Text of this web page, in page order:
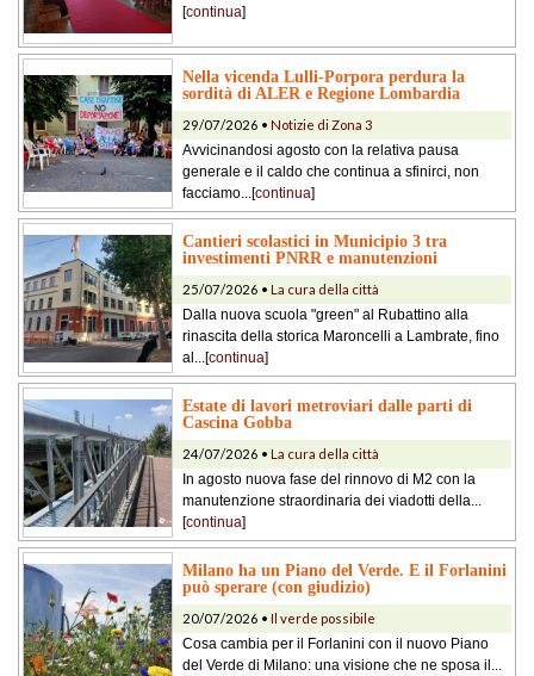
[continua]
Nella vicenda Lulli-Porpora perdura la
sordità di ALER e Regione Lombardia
29/07/2026 • Notizie di Zona 3
Avvicinandosi agosto con la relativa pausa
generale e il caldo che continua a sfinirci, non
facciamo...[continua]
Cantieri scolastici in Municipio 3 tra
investimenti PNRR e manutenzioni
25/07/2026 • La cura della città
Dalla nuova scuola "green" al Rubattino alla
rinascita della storica Maroncelli a Lambrate, fino
al...[continua]
Estate di lavori metroviari dalle parti di
Cascina Gobba
24/07/2026 • La cura della città
In agosto nuova fase del rinnovo di M2 con la
manutenzione straordinaria dei viadotti della...
[continua]
Milano ha un Piano del Verde. E il Forlanini
può sperare (con giudizio)
20/07/2026 • Il verde possibile
Cosa cambia per il Forlanini con il nuovo Piano
del Verde di Milano: una visione che ne sposa il...